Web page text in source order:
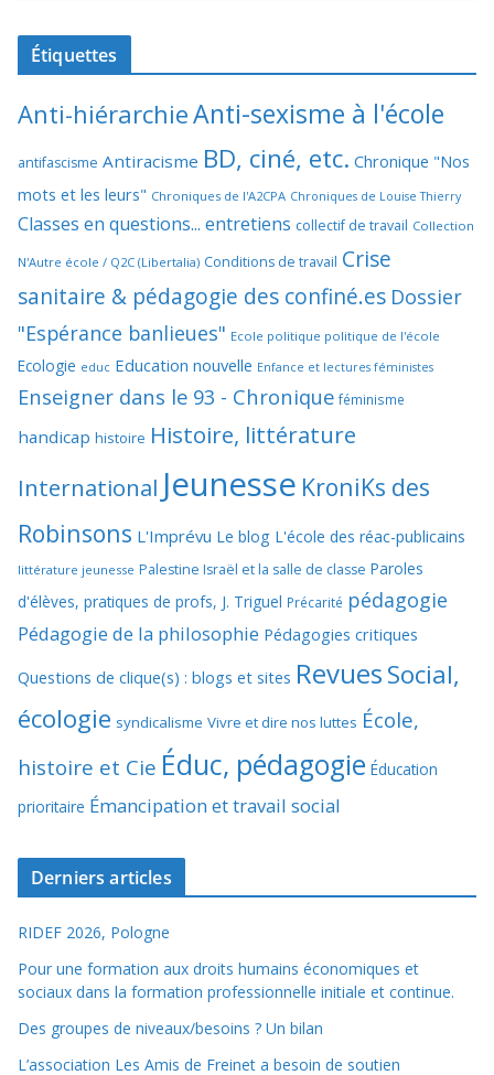
Étiquettes
Anti-hiérarchieAnti-sexisme à l'école
antifascisme Antiracisme BD, ciné, etc. Chronique "Nos
mots et les leurs" Chroniques de l'A2CPA Chroniques de Louise Thierry
Classes en questions... entretiens collectif de travail Collection
N'Autre école / Q2C (Libertalia) Conditions de travail Crise
sanitaire & pédagogie des confiné.es Dossier
"Espérance banlieues" Ecole politique politique de l'école
Ecologie educ Education nouvelle Enfance et lectures féministes
Enseigner dans le 93 - Chronique féminisme
handicap histoire Histoire, littérature
International Jeunesse KroniKs des
Robinsons L'Imprévu Le blog L'école des réac-publicains
littérature jeunesse Palestine Israël et la salle de classe Paroles
d'élèves, pratiques de profs, J. Triguel Précarité pédagogie
Pédagogie de la philosophie Pédagogies critiques
Questions de clique(s) : blogs et sites RevuesSocial,
écologie syndicalisme Vivre et dire nos luttes École,
histoire et Cie Éduc, pédagogie Éducation
prioritaire Émancipation et travail social
Derniers articles
RIDEF 2026, Pologne
Pour une formation aux droits humains économiques et
sociaux dans la formation professionnelle initiale et continue.
Des groupes de niveaux/besoins ? Un bilan
L’association Les Amis de Freinet a besoin de soutien